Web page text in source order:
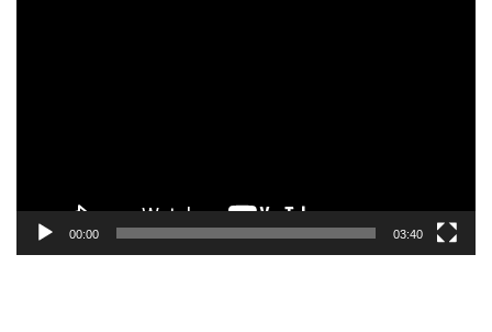
00:00 03:40